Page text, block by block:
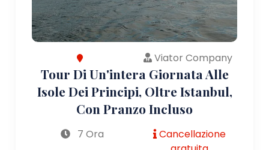
Viator Company
Tour Di Un'intera Giornata Alle
Isole Dei Principi, Oltre Istanbul,
Con Pranzo Incluso
7 Ora
Cancellazione